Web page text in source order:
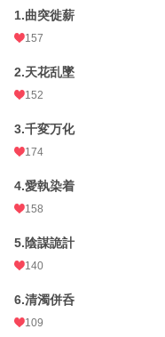
24h.ポイント
文字数
更新日時
初回公開日時
初回完結日時
月間ポイント
1.曲突徙薪
157
2.天花乱墜
152
3.千変万化
174
4.愛執染着
158
5.陰謀詭計
140
6.清濁併呑
109